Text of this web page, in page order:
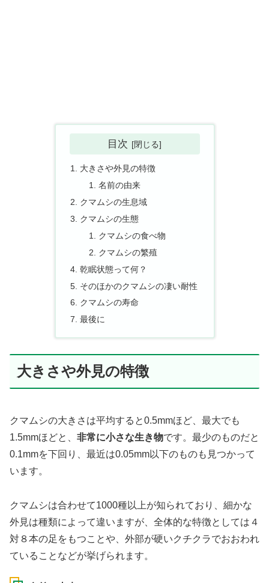
目次
大きさや外見の特徴
名前の由来
クマムシの生息域
クマムシの生態
クマムシの食べ物
クマムシの繁殖
乾眠状態って何？
そのほかのクマムシの凄い耐性
クマムシの寿命
最後に
大きさや外見の特徴
クマムシの大きさは平均すると0.5mmほど、最大でも
1.5mmほどと、 非常に小さな生き物です。最少のものだと
0.1mmを下回り、最近は0.05mm以下のものも見つかって
います。
クマムシは合わせて1000種以上が知られており、細かな
外見は種類によって違いますが、全体的な特徴としては４
対８本の足をもつことや、外部が硬いクチクラでおおわれ
ていることなどが挙げられます。